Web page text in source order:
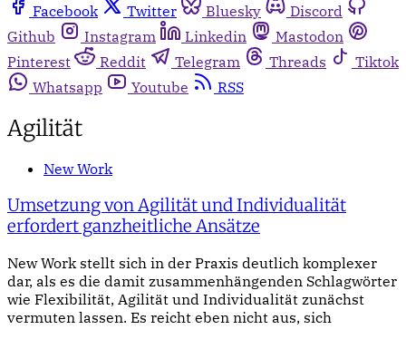
Facebook
Twitter Bluesky
Discord
Github
Instagram Linkedin
Mastodon
Pinterest
Reddit Telegram Threads
Tiktok
Whatsapp
Youtube RSS
Agilität
New Work
Umsetzung von Agilität und Individualität
erfordert ganzheitliche Ansätze
New Work stellt sich in der Praxis deutlich komplexer
dar, als es die damit zusammenhängenden Schlagwörter
wie Flexibilität, Agilität und Individualität zunächst
vermuten lassen. Es reicht eben nicht aus, sich